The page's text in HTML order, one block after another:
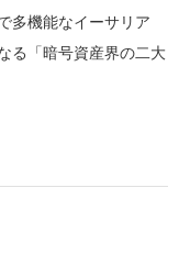
多機能なイーサリア
る「暗号資産界の二大